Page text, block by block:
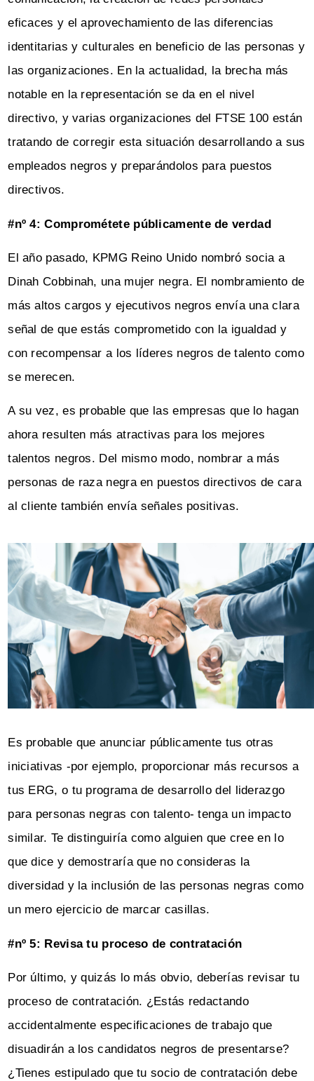
eficaces y el aprovechamiento de las diferencias
identitarias y culturales en beneficio de las personas y
las organizaciones. En la actualidad, la brecha más
notable en la representación se da en el nivel
directivo, y varias organizaciones del FTSE 100 están
tratando de corregir esta situación desarrollando a sus
empleados negros y preparándolos para puestos
directivos.
#nº 4: Comprométete públicamente de verdad
El año pasado, KPMG Reino Unido nombró socia a
Dinah Cobbinah, una mujer negra. El nombramiento de
más altos cargos y ejecutivos negros envía una clara
señal de que estás comprometido con la igualdad y
con recompensar a los líderes negros de talento como
se merecen.
A su vez, es probable que las empresas que lo hagan
ahora resulten más atractivas para los mejores
talentos negros. Del mismo modo, nombrar a más
personas de raza negra en puestos directivos de cara
al cliente también envía señales positivas.
Es probable que anunciar públicamente tus otras
iniciativas -por ejemplo, proporcionar más recursos a
tus ERG, o tu programa de desarrollo del liderazgo
para personas negras con talento- tenga un impacto
similar. Te distinguiría como alguien que cree en lo
que dice y demostraría que no consideras la
diversidad y la inclusión de las personas negras como
un mero ejercicio de marcar casillas.
#nº 5: Revisa tu proceso de contratación
Por último, y quizás lo más obvio, deberías revisar tu
proceso de contratación. ¿Estás redactando
accidentalmente especificaciones de trabajo que
disuadirán a los candidatos negros de presentarse?
¿Tienes estipulado que tu socio de contratación debe